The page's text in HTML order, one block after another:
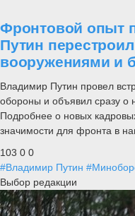
Фронтовой опыт
Путин
вооружениями и
Владимир Путин провел
обороны и объявил сразу о
Подробнее о новых
значимости для фронта в
103 0 0
#Владимир Путин
Выбор редакции